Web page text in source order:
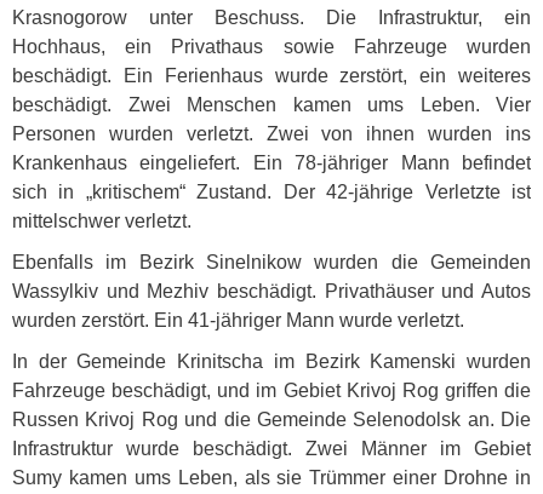
Krasnogorow unter Beschuss. Die Infrastruktur, ein
Hochhaus, ein Privathaus sowie Fahrzeuge wurden
beschädigt. Ein Ferienhaus wurde zerstört, ein weiteres
beschädigt. Zwei Menschen kamen ums Leben. Vier
Personen wurden verletzt. Zwei von ihnen wurden ins
Krankenhaus eingeliefert. Ein 78-jähriger Mann befindet
sich in „kritischem“ Zustand. Der 42-jährige Verletzte ist
mittelschwer verletzt.
Ebenfalls im Bezirk Sinelnikow wurden die Gemeinden
Wassylkiv und Mezhiv beschädigt. Privathäuser und Autos
wurden zerstört. Ein 41-jähriger Mann wurde verletzt.
In der Gemeinde Krinitscha im Bezirk Kamenski wurden
Fahrzeuge beschädigt, und im Gebiet Krivoj Rog griffen die
Russen Krivoj Rog und die Gemeinde Selenodolsk an. Die
Infrastruktur wurde beschädigt. Zwei Männer im Gebiet
Sumy kamen ums Leben, als sie Trümmer einer Drohne in